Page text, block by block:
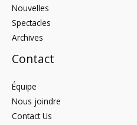
Nouvelles
Spectacles
Archives
Contact
Équipe
Nous joindre
Contact Us